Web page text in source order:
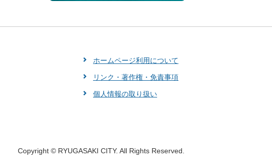
ホームページ利用について
リンク・著作権・免責事項
個人情報の取り扱い
Copyright © RYUGASAKI CITY. All Rights Reserved.